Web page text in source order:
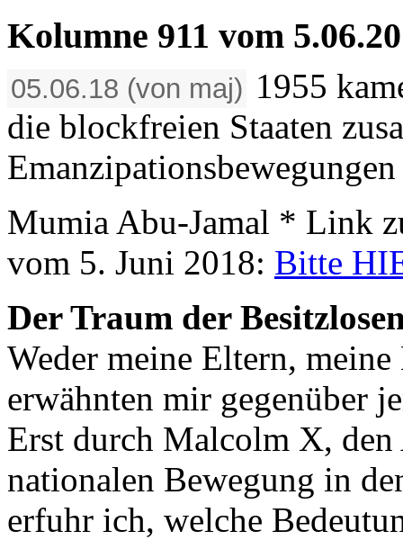
Kolumne 911 vom
05.06.18 (von maj) 1955
die blockfreien Staaten
Mumia Abu-Jamal * Link
vom 5. Juni 2018: Bitte
Der Traum der
Weder meine Eltern,
erwähnten mir gegenüber
Erst durch Malcolm X,
nationalen Bewegung in
erfuhr ich, welche